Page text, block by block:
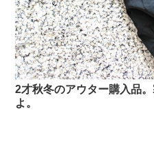
2才秋冬のアウター購入品
よ。